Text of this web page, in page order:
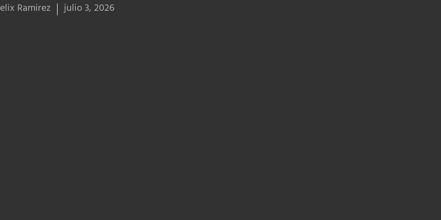
Ramirez julio 3, 2026